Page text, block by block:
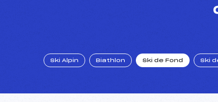
Ski Alpin Biathlon Ski de Fond Ski